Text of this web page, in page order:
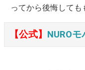
ってから後悔しても
【公式】 NURO